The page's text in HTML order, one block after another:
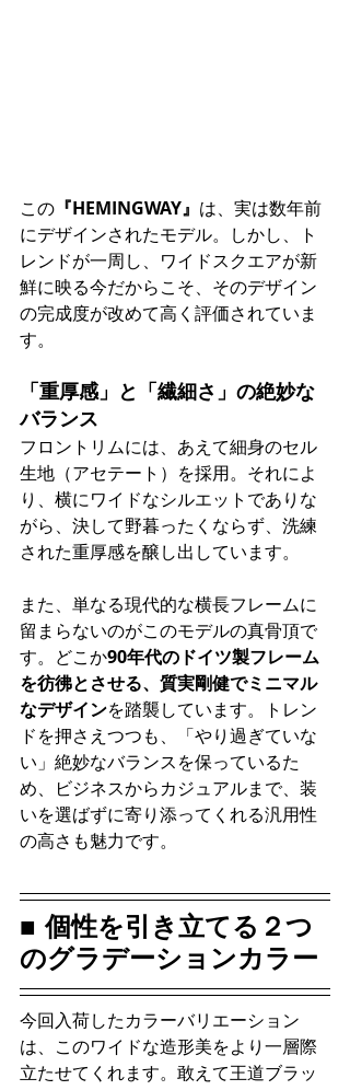
この 『HEMINGWAY』 は、実は数年前
にデザインされたモデル。しかし、ト
レンドが一周し、ワイドスクエアが新
鮮に映る今だからこそ、そのデザイン
の完成度が改めて高く評価されていま
す。
「重厚感」と「繊細さ」の絶妙な
バランス
フロントリムには、あえて細身のセル
生地（アセテート）を採用。それによ
り、横にワイドなシルエットでありな
がら、決して野暮ったくならず、洗練
された重厚感を醸し出しています。
また、単なる現代的な横長フレームに
留まらないのがこのモデルの真骨頂で
す。どこか90年代のドイツ製フレーム
を彷彿とさせる、質実剛健でミニマル
なデザインを踏襲しています。トレン
ドを押さえつつも、「やり過ぎていな
い」絶妙なバランスを保っているた
め、ビジネスからカジュアルまで、装
いを選ばずに寄り添ってくれる汎用性
の高さも魅力です。
■ 個性を引き立てる２つ
のグラデーションカラー
今回入荷したカラーバリエーション
は、このワイドな造形美をより一層際
立たせてくれます。敢えて王道ブラッ